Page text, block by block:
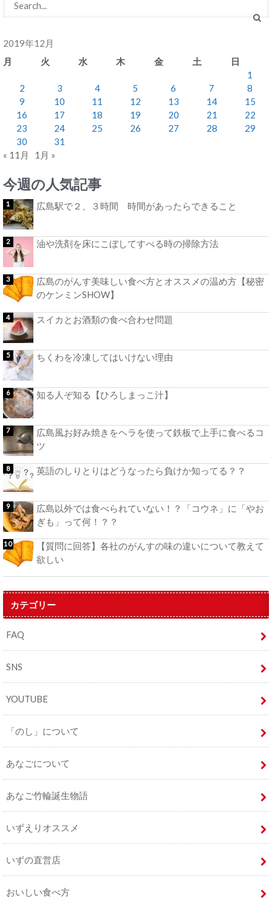
2019年12月
月
火 水 木 金 土
日
1
2
3 4 5 6 7
8
9
10 11 12 13 14
15
16
17 18 19 20 21
22
23
24 25 26 27 28
29
30
31
« 11月
1月 »
今週の人気記事
広島駅で２、３時間 時間があったらできること
油や洗剤を床にこぼしてすべる時の掃除方法
広島のがんす美味しい食べ方とオススメの温め方【秘密
のケンミンSHOW】
スイカとお酒類の食べ合わせ問題
ちくわを冷凍してはいけない理由
知る人ぞ知る【ひろしまっこ汁】
広島風お好み焼きをヘラを使って鉄板で上手に食べるコ
ツ
英語のしりとりはどうなったら負けか知ってる？？
広島以外では食べられていない！？「コウネ」に「やお
ぎも」って何！？？
【質問に回答】各社のがんすの味の違いについて教えて
欲しい
カテゴリー
FAQ
SNS
YOUTUBE
「のし」について
あなごについて
あなご竹輪誕生物語
いずえりオススメ
いずの直営店
おいしい食べ方